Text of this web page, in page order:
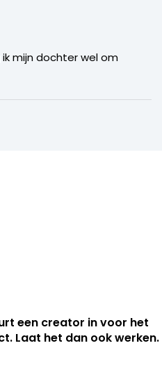
mijn dochter wel om
een creator in voor het
Laat het dan ook werken.